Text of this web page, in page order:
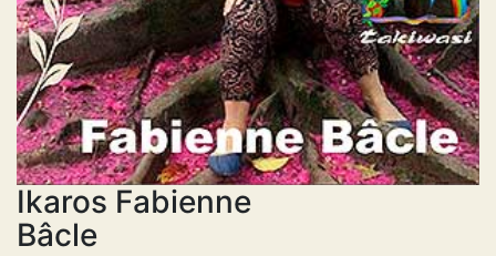
Ikaros Fabienne
Bâcle